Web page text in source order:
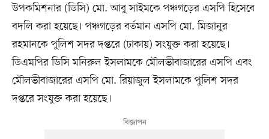
উপকমিশনার (ডিসি) মো. আবু সাইমকে পঞ্চগড়ের এসপি হিসেবে
বদলি করা হয়েছে। পঞ্চগড়ের বর্তমান এসপি মো. মিজানুর
রহমানকে পুলিশ সদর দপ্তরে (ঢাকায়) সংযুক্ত করা হয়েছে।
ডিএমপির ডিসি মনিরুল ইসলামকে মৌলভীবাজারের এসপি এবং
মৌলভীবাজারের এসপি মো. রিয়াজুল ইসলামকে পুলিশ সদর
দপ্তরে সংযুক্ত করা হয়েছে।